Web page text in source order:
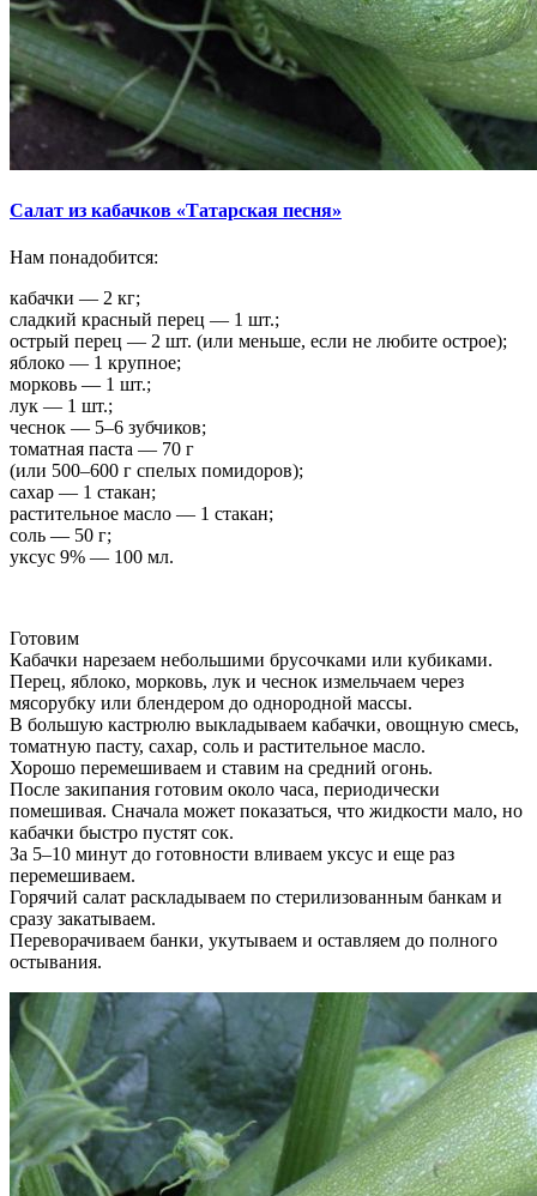
Салат из кабачков «Татарская песня»
Нам понадобится:
кабачки — 2 кг;
сладкий красный перец — 1 шт.;
острый перец — 2 шт. (или меньше, если не любите острое);
яблоко — 1 крупное;
морковь — 1 шт.;
лук — 1 шт.;
чеснок — 5–6 зубчиков;
томатная паста — 70 г
(или 500–600 г спелых помидоров);
сахар — 1 стакан;
растительное масло — 1 стакан;
соль — 50 г;
уксус 9% — 100 мл.
Готовим
Кабачки нарезаем небольшими брусочками или кубиками.
Перец, яблоко, морковь, лук и чеснок измельчаем через
мясорубку или блендером до однородной массы.
В большую кастрюлю выкладываем кабачки, овощную смесь,
томатную пасту, сахар, соль и растительное масло.
Хорошо перемешиваем и ставим на средний огонь.
После закипания готовим около часа, периодически
помешивая. Сначала может показаться, что жидкости мало, но
кабачки быстро пустят сок.
За 5–10 минут до готовности вливаем уксус и еще раз
перемешиваем.
Горячий салат раскладываем по стерилизованным банкам и
сразу закатываем.
Переворачиваем банки, укутываем и оставляем до полного
остывания.